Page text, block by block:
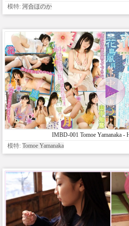
模特: 河合ほのか
IMBD-001 Tomoe Yamanaka -
模特: Tomoe Yamanaka